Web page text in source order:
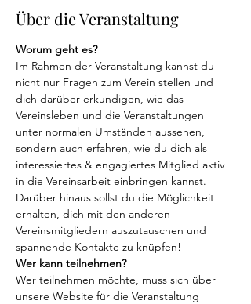
Über die Veranstaltung
Worum geht es?
Im Rahmen der Veranstaltung kannst du
nicht nur Fragen zum Verein stellen und
dich darüber erkundigen, wie das
Vereinsleben und die Veranstaltungen
unter normalen Umständen aussehen,
sondern auch erfahren, wie du dich als
interessiertes & engagiertes Mitglied aktiv
in die Vereinsarbeit einbringen kannst.
Darüber hinaus sollst du die Möglichkeit
erhalten, dich mit den anderen
Vereinsmitgliedern auszutauschen und
spannende Kontakte zu knüpfen!
Wer kann teilnehmen?
Wer teilnehmen möchte, muss sich über
unsere Website für die Veranstaltung